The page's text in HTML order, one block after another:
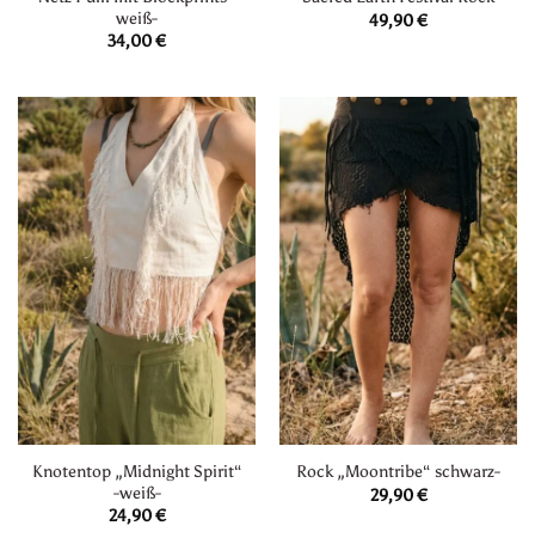
weiß-
34,00€
49,90€
Knotentop „Midnight Spirit“
-weiß-
24,90€
Rock „Moontribe“ schwarz-
29,90€